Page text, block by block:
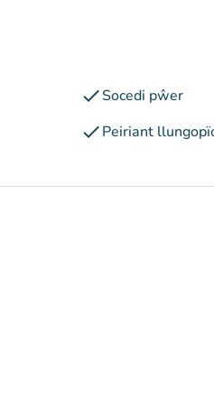
checkSocedi pŵer
checkPeiriant